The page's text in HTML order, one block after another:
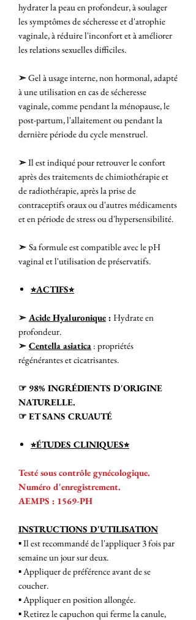
hydrater la peau en profondeur, à soulager
les symptômes de sécheresse et d'atrophie
vaginale, à réduire l'inconfort et à améliorer
les relations sexuelles difficiles.
➣Gel à usage interne, non hormonal, adapté
à une utilisation en cas de sécheresse
vaginale, comme pendant la ménopause, le
post-partum, l'allaitement ou pendant la
dernière période du cycle menstruel.
➣Il est indiqué pour retrouver le confort
après des traitements de chimiothérapie et
de radiothérapie, après la prise de
contraceptifs oraux ou d'autres médicaments
et en période de stress ou d'hypersensibilité.
➣ Sa formule est compatible avec le pH
vaginal et l'utilisation de préservatifs.
⭐︎ACTIFS⭐︎
➣ Acide Hyaluronique : Hydrate en
profondeur.
➣ Centella asiatica : propriétés
régénérantes et cicatrisantes.
☞ 98% INGRÉDIENTS D'ORIGINE
NATURELLE.
☞ ET SANS CRUAUTÉ
⭐︎ÉTUDES CLINIQUES⭐︎
Testé sous contrôle gynécologique.
Numéro d'enregistrement.
AEMPS : 1569-PH
INSTRUCTIONS D'UTILISATION
▪︎ Il est recommandé de l'appliquer 3 fois par
semaine un jour sur deux.
▪︎ Appliquer de préférence avant de se
coucher.
▪︎ Appliquer en position allongée.
▪︎ Retirez le capuchon qui ferme la canule,